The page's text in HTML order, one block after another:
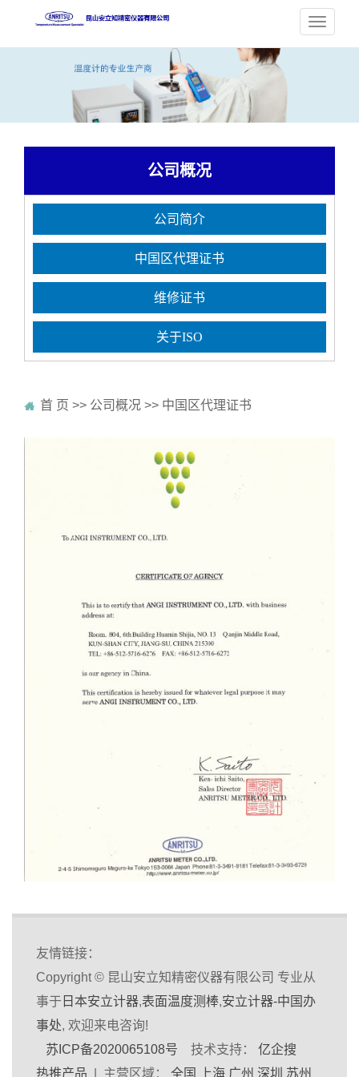
公司概况
公司简介
中国区代理证书
维修证书
关于ISO
首 页 >> 公司概况 >> 中国区代理证书
友情链接：
Copyright © 昆山安立知精密仪器有限公司 专业从
事于 日本安立计器,表面温度测棒,安立计器-中国办
事处, 欢迎来电咨询!
苏ICP备2020065108号 技术支持： 亿企搜
热推产品 | 主营区域： 全国 上海 广州 深圳 苏州